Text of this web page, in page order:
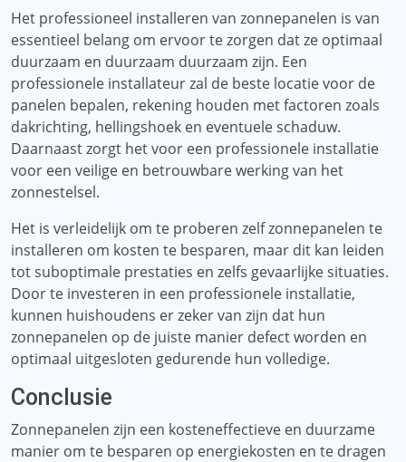
Het professioneel installeren van zonnepanelen is van
essentieel belang om ervoor te zorgen dat ze optimaal
duurzaam en duurzaam duurzaam zijn. Een
professionele installateur zal de beste locatie voor de
panelen bepalen, rekening houden met factoren zoals
dakrichting, hellingshoek en eventuele schaduw.
Daarnaast zorgt het voor een professionele installatie
voor een veilige en betrouwbare werking van het
zonnestelsel.
Het is verleidelijk om te proberen zelf zonnepanelen te
installeren om kosten te besparen, maar dit kan leiden
tot suboptimale prestaties en zelfs gevaarlijke situaties.
Door te investeren in een professionele installatie,
kunnen huishoudens er zeker van zijn dat hun
zonnepanelen op de juiste manier defect worden en
optimaal uitgesloten gedurende hun volledige.
Conclusie
Zonnepanelen zijn een kosteneffectieve en duurzame
manier om te besparen op energiekosten en te dragen